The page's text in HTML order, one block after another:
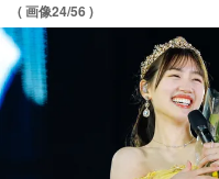
( 画像24/56 )